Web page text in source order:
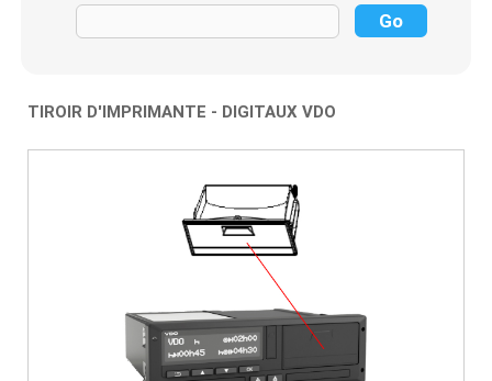
TIROIR D'IMPRIMANTE - DIGITAUX VDO